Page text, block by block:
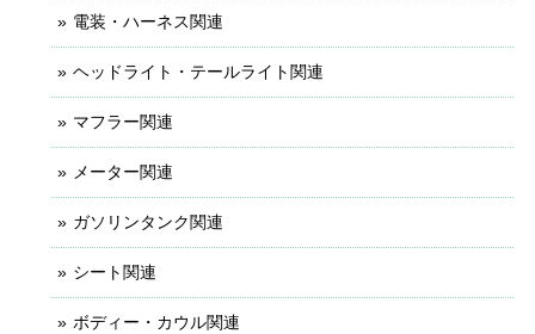
電装・ハーネス関連
ヘッドライト・テールライト関連
マフラー関連
メーター関連
ガソリンタンク関連
シート関連
ボディー・カウル関連